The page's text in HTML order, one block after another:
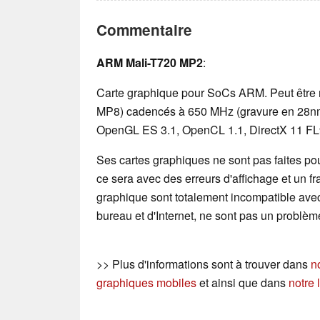
Commentaire
ARM Mali-T720 MP2:
Carte graphique pour SoCs ARM. Peut
MP8) cadencés à 650 MHz (gravure en
OpenGL ES 3.1, OpenCL 1.1, DirectX 11
Ses cartes graphiques ne sont pas faites
ce sera avec des erreurs d'affichage et un
graphique sont totalement incompatible
bureau et d'Internet, ne sont pas un
>> Plus d'informations sont à trouver dans
graphiques mobileset ainsi que dans notre